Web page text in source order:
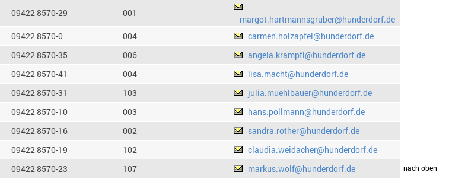
09422 8570-29 001
margot.hartmannsgruber@hunderdorf.de
09422 8570-0 004
carmen.holzapfel@hunderdorf.de
09422 8570-35 006
angela.krampfl@hunderdorf.de
09422 8570-41 004
lisa.macht@hunderdorf.de
09422 8570-31 103
julia.muehlbauer@hunderdorf.de
09422 8570-10 003
hans.pollmann@hunderdorf.de
09422 8570-16 002
sandra.rother@hunderdorf.de
09422 8570-19 102
claudia.weidacher@hunderdorf.de
09422 8570-23 107 markus.wolf@hunderdorf.dedrucken nach oben